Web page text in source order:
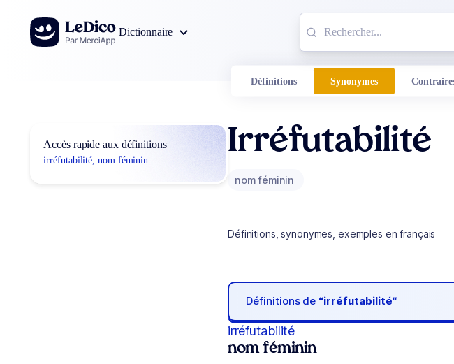
Aller au contenu
Dictionnaire
Définitions Synonymes
Accès rapide aux définitions
irréfutabilité, nom féminin
Irréfutabilité
nom féminin
Définitions, synonymes, exemples en français
Définitions de “irréfutabilité“
irréfutabilité
nom féminin